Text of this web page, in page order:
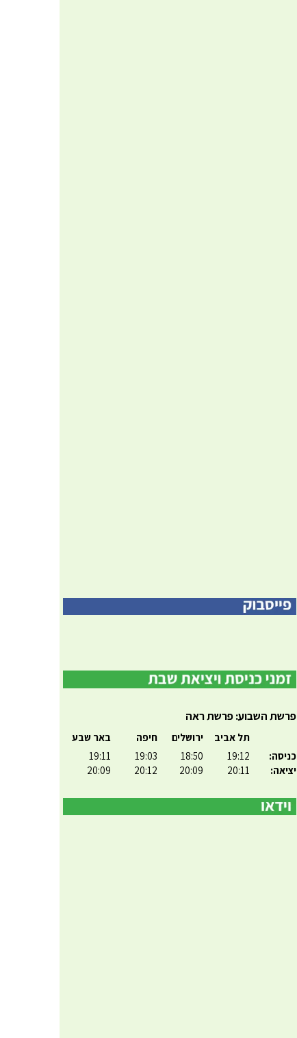
פרשת השבוע: פרשת ראה
כניסה:
יציאה:
תל אביב
19:12
20:11
ירושלים
18:50
20:09
חיפה
19:03
20:12
באר שבע
19:11
20:09